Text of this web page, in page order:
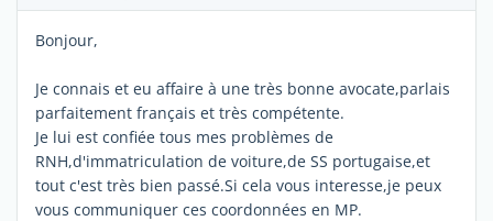
Bonjour,
Je connais et eu affaire à une très bonne avocate,parlais
parfaitement français et très compétente.
Je lui est confiée tous mes problèmes de
RNH,d'immatriculation de voiture,de SS portugaise,et
tout c'est très bien passé.Si cela vous interesse,je peux
vous communiquer ces coordonnées en MP.